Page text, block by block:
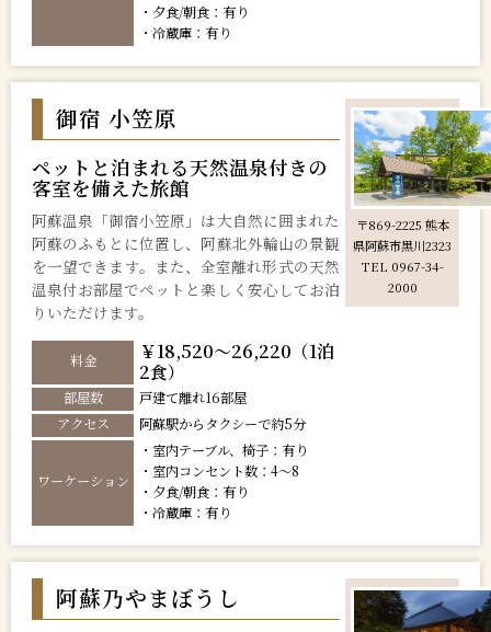
・夕食/朝食：有り
・冷蔵庫：有り
御宿 小笠原
ペットと泊まれる天然温泉付きの
客室を備えた旅館
阿蘇温泉「御宿小笠原」は大自然に囲まれた
阿蘇のふもとに位置し、阿蘇北外輪山の景観
を一望できます。また、全室離れ形式の天然
温泉付お部屋でペットと楽しく安心してお泊
りいただけます。
料金
￥18,520～26,220（1泊
2食）
部屋数
戸建て離れ16部屋
アクセス
阿蘇駅からタクシーで約5分
ワーケーション
・室内テーブル、椅子：有り
・室内コンセント数：4～8
・夕食/朝食：有り
・冷蔵庫：有り
〒869-2225 熊本
県阿蘇市黒川2323
TEL 0967-34-
2000
阿蘇乃やまぼうし